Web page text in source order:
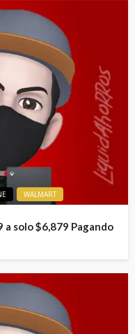
WALMART
a solo $6,879 Pagando